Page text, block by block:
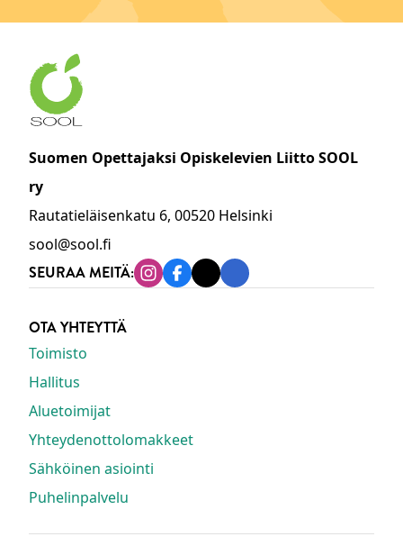
Suomen Opettajaksi Opiskelevien Liitto SOOL
ry
Rautatieläisenkatu 6, 00520 Helsinki
sool@sool.fi
SEURAA MEITÄ: Instagram
Facebook
TiktokLinkedin
OTA YHTEYTTÄ
Toimisto
Hallitus
Aluetoimijat
Yhteydenottolomakkeet
Sähköinen asiointi
Puhelinpalvelu